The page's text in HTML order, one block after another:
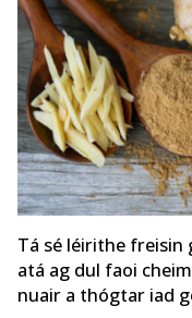
Tá sé léirithe freisin
atá ag dul faoi
nuair a thógtar iad